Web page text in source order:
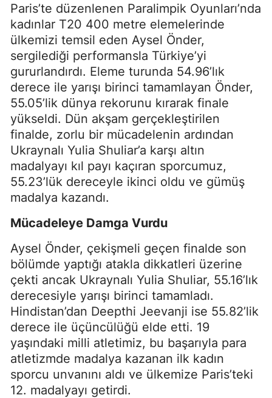
Paris’te düzenlenen Paralimpik Oyunları’nda
kadınlar T20 400 metre elemelerinde
ülkemizi temsil eden Aysel Önder,
sergilediği performansla Türkiye’yi
gururlandırdı. Eleme turunda 54.96’lık
derece ile yarışı birinci tamamlayan Önder,
55.05’lik dünya rekorunu kırarak finale
yükseldi. Dün akşam gerçekleştirilen
finalde, zorlu bir mücadelenin ardından
Ukraynalı Yulia Shuliar’a karşı altın
madalyayı kıl payı kaçıran sporcumuz,
55.23’lük dereceyle ikinci oldu ve gümüş
madalya kazandı.
Mücadeleye Damga Vurdu
Aysel Önder, çekişmeli geçen finalde son
bölümde yaptığı atakla dikkatleri üzerine
çekti ancak Ukraynalı Yulia Shuliar, 55.16’lık
derecesiyle yarışı birinci tamamladı.
Hindistan’dan Deepthi Jeevanji ise 55.82’lik
derece ile üçüncülüğü elde etti. 19
yaşındaki milli atletimiz, bu başarıyla para
atletizmde madalya kazanan ilk kadın
sporcu unvanını aldı ve ülkemize Paris’teki
12. madalyayı getirdi.